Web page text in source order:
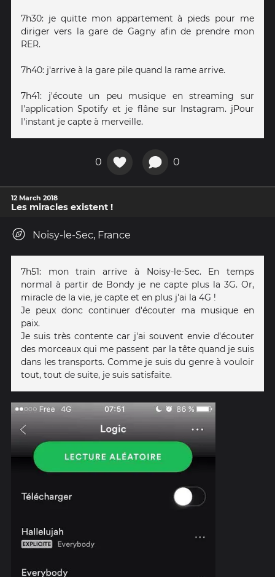
7h30: je quitte mon appartement à pieds pour me
diriger vers la gare de Gagny afin de prendre mon
RER.
7h40: j'arrive à la gare pile quand la rame arrive.
7h41: j'écoute un peu musique en streaming sur
l'application Spotify et je flâne sur Instagram. jPour
l'instant je capte à merveille.
0 0
12 March 2018
Les miracles existent !
Noisy-le-Sec, France
7h51: mon train arrive à Noisy-le-Sec. En temps
normal à partir de Bondy je ne capte plus la 3G. Or,
miracle de la vie, je capte et en plus j'ai la 4G !
Je peux donc continuer d'écouter ma musique en
paix.
Je suis très contente car j'ai souvent envie d'écouter
des morceaux qui me passent par la tête quand je suis
dans les transports. Comme je suis du genre à vouloir
tout, tout de suite, je suis satisfaite.